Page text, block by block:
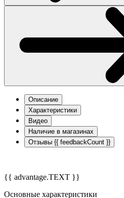
Описание
Характеристики
Видео
Наличие в магазинах
Отзывы {{ feedbackCount }}
{{ advantage.TEXT }}
Основные характеристики